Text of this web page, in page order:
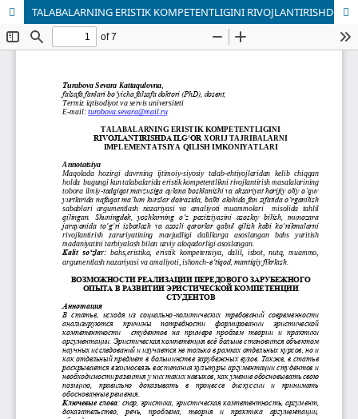
TALABALARNING ERISTIK KOMPETENTLIGINI RIVOJLANTIRISHDA ILG‘OR XORIJ TAJRIBALARNI IMPLEMENTATSIYA QILISH IMKONIYATLARI